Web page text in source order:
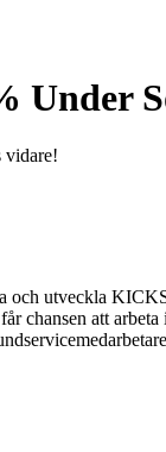
Under
vidare!
och utveckla
chansen att